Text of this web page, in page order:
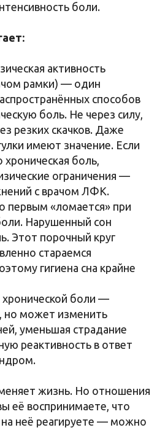
боли.
активность
рамки) — один
способов
боль. Не через силу,
резких скачков. Даже
имеют значение. Если
хроническая боль,
ограничения —
с врачом ЛФК.
первым «ломается» при
Нарушенный сон
Этот порочный круг
стараемся
гигиена сна крайне
хронической боли —
но может изменить
уменьшая страдание
реактивность в ответ
жизнь. Но отношения
её воспринимаете, что
на неё реагируете — можно